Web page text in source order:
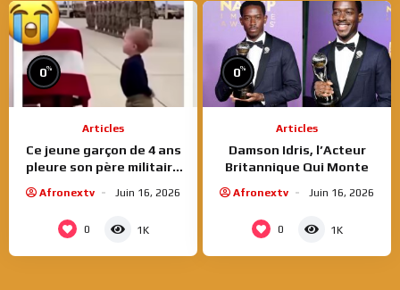
0%
Articles
Ce jeune garçon de 4 ans
pleure son père militaire
Afronextv Juin 16, 2026
0 1K
0%
Articles
Damson Idris, l’Acteur
Britannique Qui Monte
Afronextv Juin 16, 2026
0 1K